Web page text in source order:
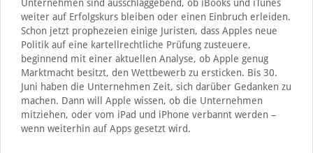
Unternehmen sind ausschlaggebend, ob iBooks und iTunes
weiter auf Erfolgskurs bleiben oder einen Einbruch erleiden.
Schon jetzt prophezeien einige Juristen, dass Apples neue
Politik auf eine kartellrechtliche Prüfung zusteuere,
beginnend mit einer aktuellen Analyse, ob Apple genug
Marktmacht besitzt, den Wettbewerb zu ersticken. Bis 30.
Juni haben die Unternehmen Zeit, sich darüber Gedanken zu
machen. Dann will Apple wissen, ob die Unternehmen
mitziehen, oder vom iPad und iPhone verbannt werden –
wenn weiterhin auf Apps gesetzt wird.